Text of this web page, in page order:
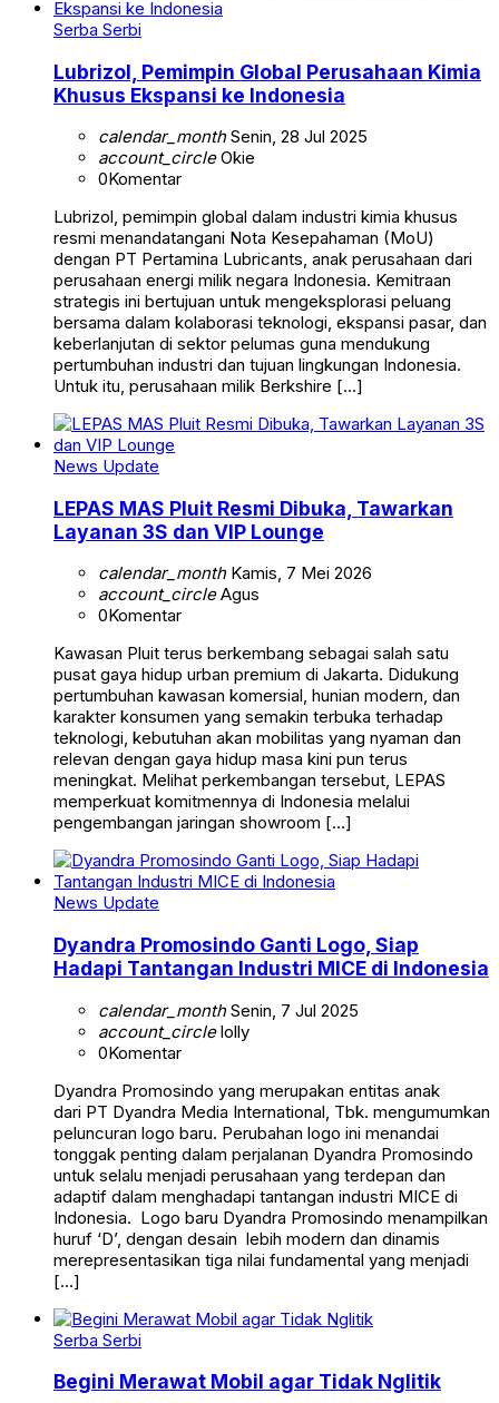
Serba Serbi
Lubrizol, Pemimpin Global Perusahaan Kimia
Khusus Ekspansi ke Indonesia
calendar_monthSenin, 28 Jul 2025
account_circleOkie
0Komentar
Lubrizol, pemimpin global dalam industri kimia khusus
resmi menandatangani Nota Kesepahaman (MoU)
dengan PT Pertamina Lubricants, anak perusahaan dari
perusahaan energi milik negara Indonesia. Kemitraan
strategis ini bertujuan untuk mengeksplorasi peluang
bersama dalam kolaborasi teknologi, ekspansi pasar, dan
keberlanjutan di sektor pelumas guna mendukung
pertumbuhan industri dan tujuan lingkungan Indonesia.
Untuk itu, perusahaan milik Berkshire […]
News Update
LEPAS MAS Pluit Resmi Dibuka, Tawarkan
Layanan 3S dan VIP Lounge
calendar_monthKamis, 7 Mei 2026
account_circleAgus
0Komentar
Kawasan Pluit terus berkembang sebagai salah satu
pusat gaya hidup urban premium di Jakarta. Didukung
pertumbuhan kawasan komersial, hunian modern, dan
karakter konsumen yang semakin terbuka terhadap
teknologi, kebutuhan akan mobilitas yang nyaman dan
relevan dengan gaya hidup masa kini pun terus
meningkat. Melihat perkembangan tersebut, LEPAS
memperkuat komitmennya di Indonesia melalui
pengembangan jaringan showroom […]
News Update
Dyandra Promosindo Ganti Logo, Siap
Hadapi Tantangan Industri MICE di Indonesia
calendar_monthSenin, 7 Jul 2025
account_circlelolly
0Komentar
Dyandra Promosindo yang merupakan entitas anak
dari PT Dyandra Media International, Tbk. mengumumkan
peluncuran logo baru. Perubahan logo ini menandai
tonggak penting dalam perjalanan Dyandra Promosindo
untuk selalu menjadi perusahaan yang terdepan dan
adaptif dalam menghadapi tantangan industri MICE di
Indonesia. Logo baru Dyandra Promosindo menampilkan
huruf ‘D’, dengan desain lebih modern dan dinamis
merepresentasikan tiga nilai fundamental yang menjadi
[…]
Serba Serbi
Begini Merawat Mobil agar Tidak Nglitik